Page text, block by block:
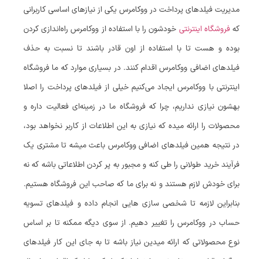
مدیریت فیلدهای پرداخت در ووکامرس‌ یکی از نیازهای اساسی کاربرانی
کهفروشگاه اینترنتی خودشون را با استفاده از ووکامرس راه‌اندازی کردن
بوده و هست تا با استفاده از اون قادر باشند تا نسبت به حذف
فیلدهای اضافی ووکامرس اقدام کنند. در بسیاری موارد که ما فروشگاه
اینترنتی با ووکامرس ایجاد می‌کنیم خیلی از فیلدهای پرداخت را اصلا
بهشون نیازی نداریم، چرا که فروشگاه ما در زمینه‌ای فعالیت داره و
محصولات را ارائه میده که نیازی به این اطلاعات از کاربر نخواهد بود،
در نتیجه همین فیلدهای اضافی ووکامرس باعث میشه تا مشتری یک
فرآیند خرید طولانی را طی کنه و مجبور به پر کردن اطلاعاتی باشه که نه
برای خودش لازم هستند و نه برای ما که صاحب این فروشگاه هستیم.
بنابراین لازمه تا شخصی سازی هایی انجام داده و فیلدهای تسویه
حساب در ووکامرس را تغییر دهیم. از سوی دیگه ممکنه تا بر اساس
نوع محصولاتی که ارائه میدین نیاز باشه تا به جای این کار فیلدهای